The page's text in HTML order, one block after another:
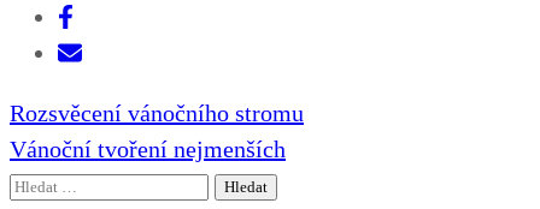
Navigace
pro
příspěvek
Rozsvěcení vánočního stromu
Vánoční tvoření nejmenších
Vyhledávání